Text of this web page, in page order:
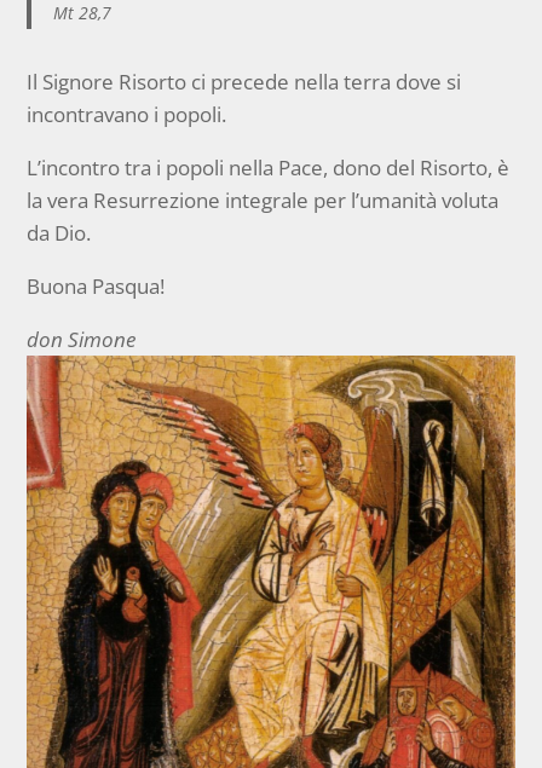
Mt 28,7
Il Signore Risorto ci precede nella terra dove si
incontravano i popoli.
L’incontro tra i popoli nella Pace, dono del Risorto, è
la vera Resurrezione integrale per l’umanità voluta
da Dio.
Buona Pasqua!
don Simone